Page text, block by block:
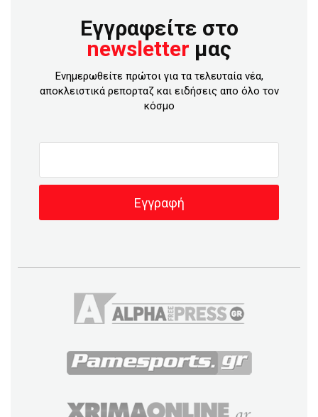
Εγγραφείτε στο
newsletter μας
Ενημερωθείτε πρώτοι για τα τελευταία νέα,
αποκλειστικά ρεπορταζ και ειδήσεις απο όλο τον
κόσμο